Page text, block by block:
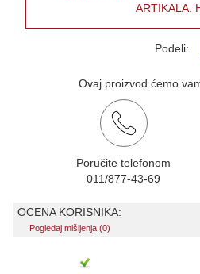
ARTIKALA.
Podeli:
Ovaj proizvod ćemo
Poručite telefonom
011/877-43-69
OCENA KORISNIKA:
Pogledaj mišljenja (0)